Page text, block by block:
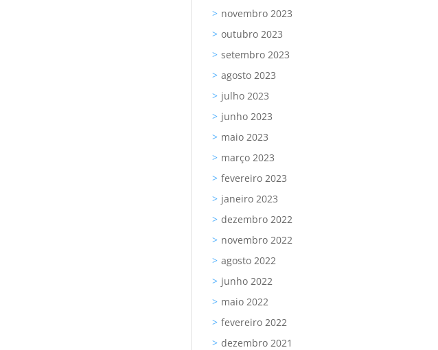
novembro 2023
outubro 2023
setembro 2023
agosto 2023
julho 2023
junho 2023
maio 2023
março 2023
fevereiro 2023
janeiro 2023
dezembro 2022
novembro 2022
agosto 2022
junho 2022
maio 2022
fevereiro 2022
dezembro 2021